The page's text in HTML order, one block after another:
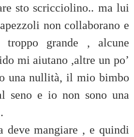
sto scricciolino.. ma lui
non collaborano e
grande , alcune
mi aiutano ,altre un po’
una nullità, il mio bimbo
seno e io non sono una
deve mangiare , e quindi